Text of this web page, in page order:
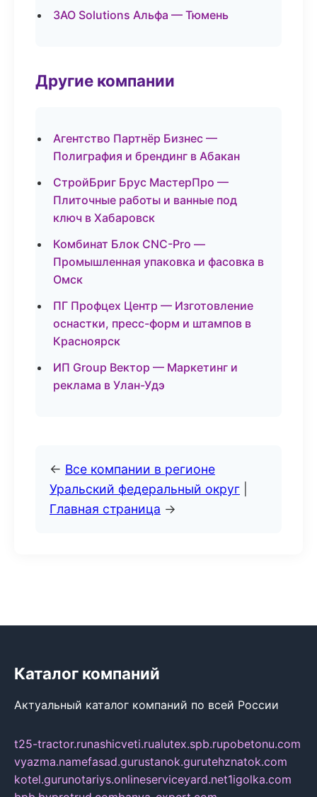
ЗАО Solutions Альфа — Тюмень
Другие компании
Агентство Партнёр Бизнес —
Полиграфия и брендинг в Абакан
СтройБриг Брус МастерПро —
Плиточные работы и ванные под
ключ в Хабаровск
Комбинат Блок CNC-Pro —
Промышленная упаковка и фасовка в
Омск
ПГ Профцех Центр — Изготовление
оснастки, пресс-форм и штампов в
Красноярск
ИП Group Вектор — Маркетинг и
реклама в Улан-Удэ
← Все компании в регионе
Уральский федеральный округ
Главная страница →
Каталог компаний
Актуальный каталог компаний по всей России
t25-tractor.runashicveti.rualutex.spb.rupobetonu.com
vyazma.namefasad.gurustanok.gurutehznatok.com
kotel.gurunotariys.onlineserviceyard.net1igolka.com